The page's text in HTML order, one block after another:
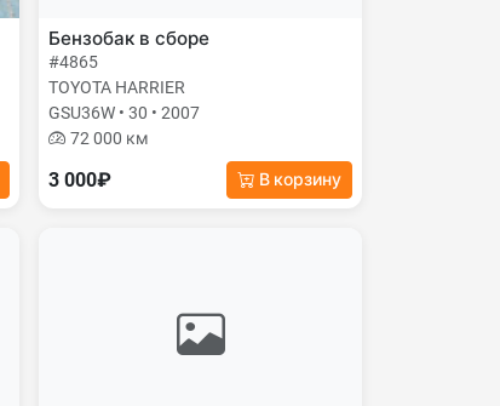
Бензобак в сборе
#4865
TOYOTA HARRIER
GSU36W • 30 • 2007
72 000 км
3 000₽ В корзину